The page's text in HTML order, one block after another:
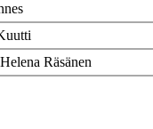
Räsänen